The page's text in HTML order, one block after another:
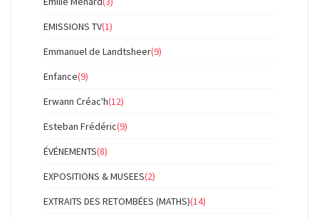
EMISSIONS TV(1)
Emmanuel de Landtsheer(9)
Enfance(9)
Erwann Créac'h(12)
Esteban Frédéric(9)
ÉVÉNEMENTS(8)
EXPOSITIONS & MUSEES(2)
EXTRAITS DES RETOMBÉES (MATHS)(14)